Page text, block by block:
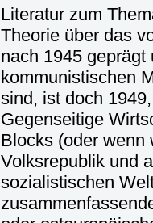
Literatur zum
Theorie über das
nach 1945
kommunistischen
sind, ist doch
Gegenseitige
Blocks (oder wenn
Volksrepublik und
sozialistischen